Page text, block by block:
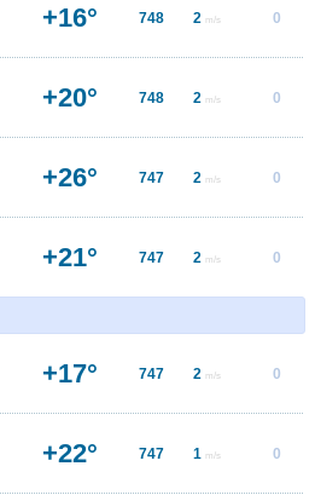
+16° 748 2 m/s 0
+20° 748 2 m/s 0
+26° 747 2 m/s 0
+21° 747 2 m/s 0
+17° 747 2 m/s 0
+22° 747 1 m/s 0